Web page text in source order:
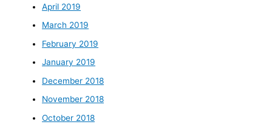
April 2019
March 2019
February 2019
January 2019
December 2018
November 2018
October 2018